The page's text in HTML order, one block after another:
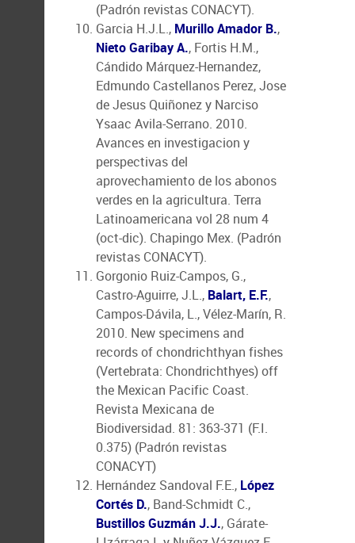
(Padrón revistas CONACYT).
Garcia H.J.L., Murillo Amador B.,
Nieto Garibay A., Fortis H.M.,
Cándido Márquez-Hernandez,
Edmundo Castellanos Perez, Jose
de Jesus Quiñonez y Narciso
Ysaac Avila-Serrano. 2010.
Avances en investigacion y
perspectivas del
aprovechamiento de los abonos
verdes en la agricultura. Terra
Latinoamericana vol 28 num 4
(oct-dic). Chapingo Mex. (Padrón
revistas CONACYT).
Gorgonio Ruiz-Campos, G.,
Castro-Aguirre, J.L., Balart, E.F.,
Campos-Dávila, L., Vélez-Marín, R.
2010. New specimens and
records of chondrichthyan fishes
(Vertebrata: Chondrichthyes) off
the Mexican Pacific Coast.
Revista Mexicana de
Biodiversidad. 81: 363-371 (F.I.
0.375) (Padrón revistas
CONACYT)
Hernández Sandoval F.E., López
Cortés D., Band-Schmidt C.,
Bustillos Guzmán J.J., Gárate-